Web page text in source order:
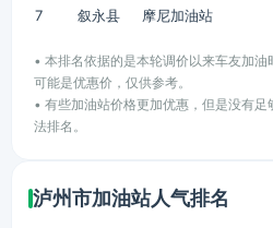
7 叙永县 摩尼加油站
• 本排名依据的是本轮调价以来车友加
可能是优惠价，仅供参考。
• 有些加油站价格更加优惠，但是没有
法排名。
泸州市加油站人气排名